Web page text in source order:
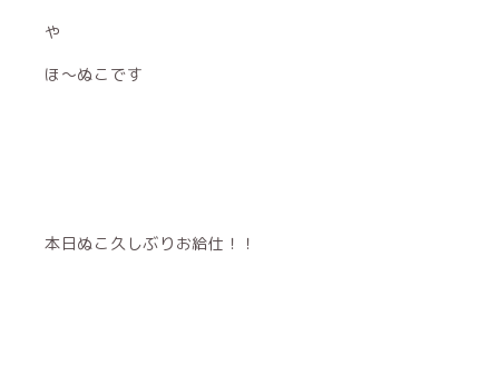
や
ほ〜ぬこです
本日ぬこ久しぶりお給仕！！